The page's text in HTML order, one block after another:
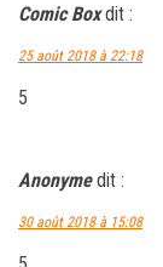
Comic Box dit :
25 août 2018 à 22:18
5
Anonyme dit :
30 août 2018 à 15:08